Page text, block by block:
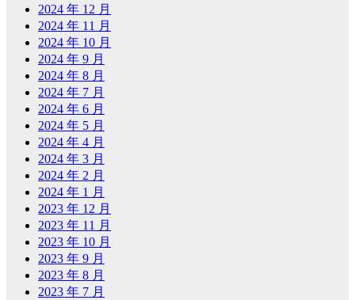
2024 年 12 月
2024 年 11 月
2024 年 10 月
2024 年 9 月
2024 年 8 月
2024 年 7 月
2024 年 6 月
2024 年 5 月
2024 年 4 月
2024 年 3 月
2024 年 2 月
2024 年 1 月
2023 年 12 月
2023 年 11 月
2023 年 10 月
2023 年 9 月
2023 年 8 月
2023 年 7 月